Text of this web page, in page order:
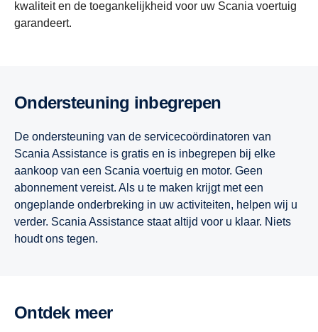
kwaliteit en de toegankelijkheid voor uw Scania voertuig
garandeert.
Ondersteuning inbegrepen
De ondersteuning van de servicecoördinatoren van
Scania Assistance is gratis en is inbegrepen bij elke
aankoop van een Scania voertuig en motor. Geen
abonnement vereist. Als u te maken krijgt met een
ongeplande onderbreking in uw activiteiten, helpen wij u
verder. Scania Assistance staat altijd voor u klaar. Niets
houdt ons tegen.
Ontdek meer